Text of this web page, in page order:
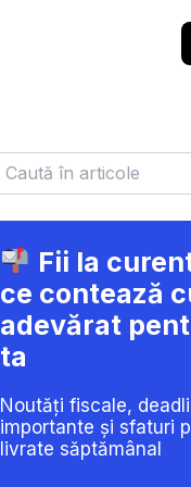
Fii la
ce contează
adevărat
ta
Noutăți fiscale,
importante și sfaturi
livrate săptămânal